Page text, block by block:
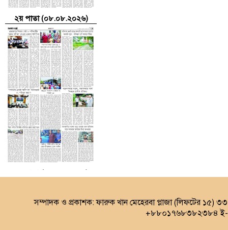
২য় পাতা (০৮.০৮.২০২৬)
সম্পাদক ও প্রকাশক: ফারুক খান মেহেরবা প্লাজা (লিফটের ১৫)
+৮৮০১৭৬৮৩৮২৩৮৪ ই-